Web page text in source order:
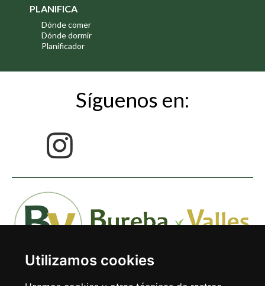
Utilizamos cookies
PLANIFICA
Dónde comer
Dónde dormir
Planificador
Síguenos en: